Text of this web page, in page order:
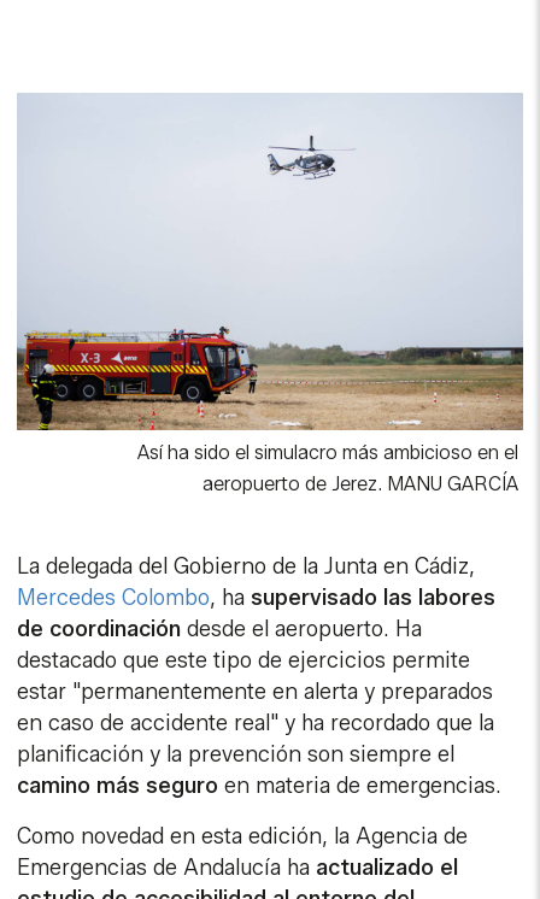
Así ha sido el simulacro más ambicioso en el
aeropuerto de Jerez. MANU GARCÍA
La delegada del Gobierno de la Junta en Cádiz,
Mercedes Colombo, hasupervisado las labores
de coordinación desde el aeropuerto. Ha
destacado que este tipo de ejercicios permite
estar "permanentemente en alerta y preparados
en caso de accidente real" y ha recordado que la
planificación y la prevención son siempre el
camino más seguro en materia de emergencias.
Como novedad en esta edición, la Agencia de
Emergencias de Andalucía ha actualizado el